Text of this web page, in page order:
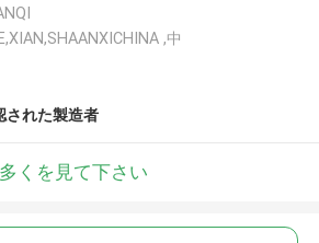
,中
された製造者
多くを見て下さい